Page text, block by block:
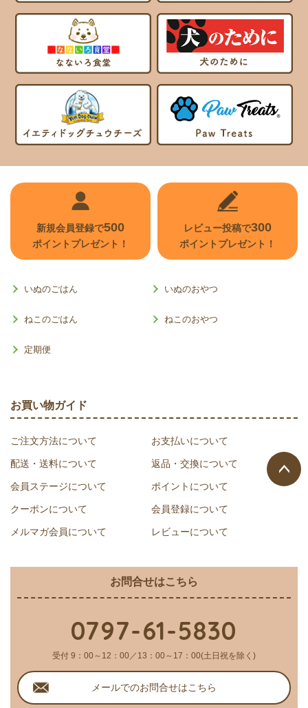
新規会員登録で500
ポイントプレゼント！
レビュー投稿で300
ポイントプレゼント！
いぬのごはん いぬのおやつ
ねこのごはん ねこのおやつ
定期便
お買い物ガイド
ご注文方法について お支払いについて
配送・送料について 返品・交換について
会員ステージについて ポイントについて
クーポンについて 会員登録について
メルマガ会員について レビューについて
お問合せはこちら
0797-61-5830
受付 9：00～12：00／13：00～17：00(土日祝を除く)
メールでのお問合せはこちら